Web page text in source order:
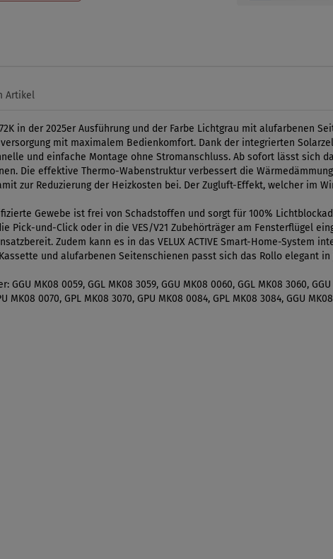
Artikel
in der 2025er Ausführung und der Farbe Lichtgrau mit alufarbenen
mit maximalem Bedienkomfort. Dank der integrierten
und einfache Montage ohne Stromanschluss. Ab sofort lässt sich
Die effektive Thermo-Wabenstruktur verbessert die
zur Reduzierung der Heizkosten bei. Der Zugluft-Effekt, welcher im
Gewebe ist frei von Schadstoffen und sorgt für 100%
Pick-und-Click oder in die VES/V21 Zubehörträger am Fensterflügel
Zudem kann es in das VELUX ACTIVE Smart-Home-System
und alufarbenen Seitenschienen passt sich das Rollo elegant
MK08 0059, GGL MK08 3059, GGU MK08 0060, GGL MK08 3060, GGU
MK08 0070, GPL MK08 3070, GPU MK08 0084, GPL MK08 3084, GGU